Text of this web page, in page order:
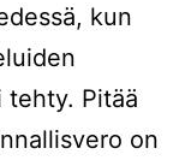
kun
tehty. Pitää
on